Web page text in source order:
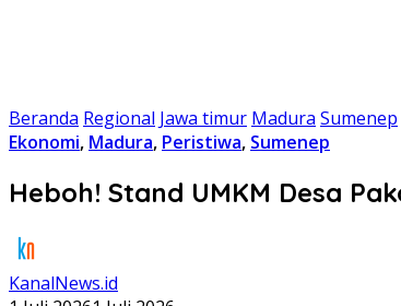
Beranda Regional Jawa timur Madura Sumenep
Ekonomi, Madura, Peristiwa, Sumenep
Heboh! Stand UMKM Desa
KanalNews.id